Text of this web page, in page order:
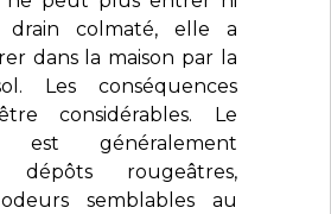
colmaté, elle a
dans la maison par la
Les conséquences
considérables. Le
est généralement
dépôts rougeâtres,
semblables au